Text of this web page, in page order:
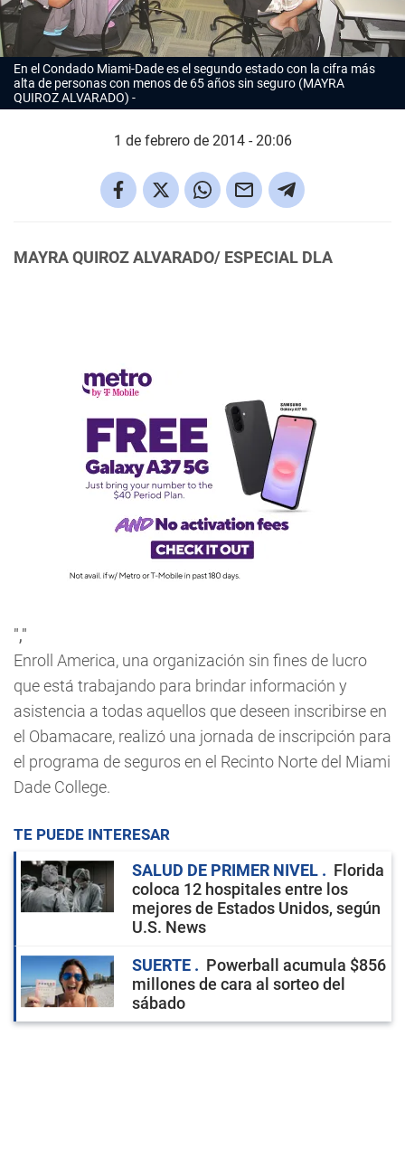
En el Condado Miami-Dade es el segundo estado con la cifra más
alta de personas con menos de 65 años sin seguro (MAYRA
QUIROZ ALVARADO)
1 de febrero de 2014 - 20:06
MAYRA QUIROZ ALVARADO/ ESPECIAL DLA
","
Enroll America, una organización sin fines de lucro
que está trabajando para brindar información y
asistencia a todas aquellos que deseen inscribirse en
el Obamacare, realizó una jornada de inscripción para
el programa de seguros en el Recinto Norte del Miami
Dade College.
TE PUEDE INTERESAR
SALUD DE PRIMER NIVEL
Florida
coloca 12 hospitales entre los
mejores de Estados Unidos, según
U.S. News
SUERTE
Powerball acumula $856
millones de cara al sorteo del
sábado